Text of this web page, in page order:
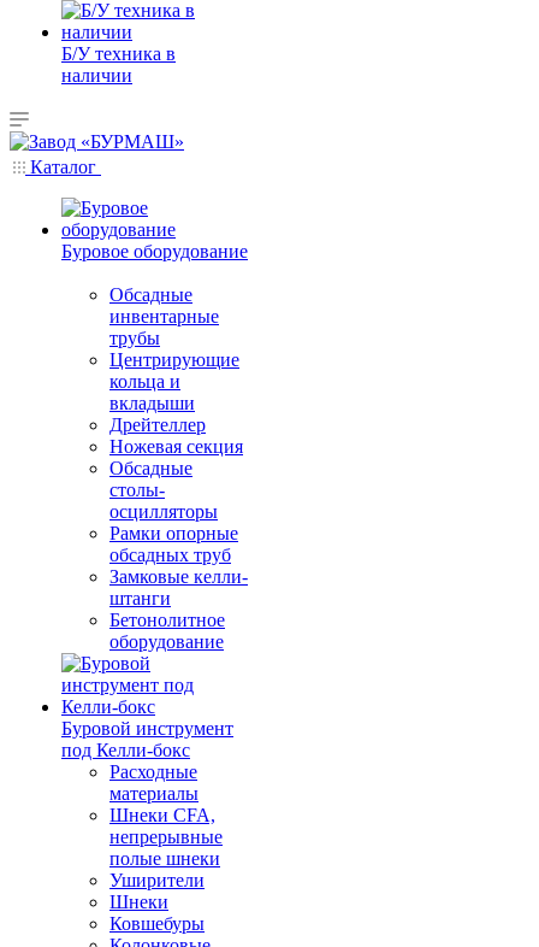
Б/У техника в
наличии
Каталог
Буровое оборудование
Обсадные
инвентарные
трубы
Центрирующие
кольца и
вкладыши
Дрейтеллер
Ножевая секция
Обсадные
столы-
осцилляторы
Рамки опорные
обсадных труб
Замковые келли-
штанги
Бетонолитное
оборудование
Буровой инструмент
под Келли-бокс
Расходные
материалы
Шнеки CFA,
непрерывные
полые шнеки
Уширители
Шнеки
Ковшебуры